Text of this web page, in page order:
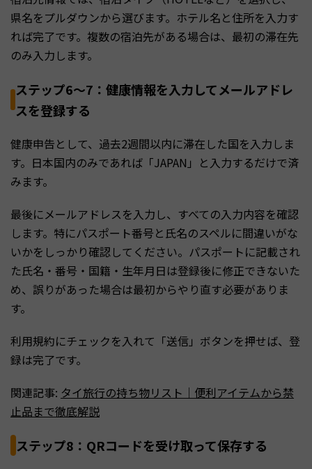
県名をプルダウンから選びます。ホテル名と住所を入力す
れば完了です。複数の宿泊先がある場合は、最初の滞在先
のみ入力します。
ステップ6〜7：健康情報を入力してメールアドレ
スを登録する
健康申告として、過去2週間以内に滞在した国を入力しま
す。日本国内のみであれば「JAPAN」と入力するだけで済
みます。
最後にメールアドレスを入力し、すべての入力内容を確認
します。特にパスポート番号と氏名のスペルに間違いがな
いかをしっかり確認してください。パスポートに記載され
た氏名・番号・国籍・生年月日は登録後に修正できないた
め、誤りがあった場合は最初からやり直す必要がありま
す。
利用規約にチェックを入れて「送信」ボタンを押せば、登
録は完了です。
関連記事: タイ旅行の持ち物リスト｜便利アイテムから禁
止品まで徹底解説
ステップ8：QRコードを受け取って保存する